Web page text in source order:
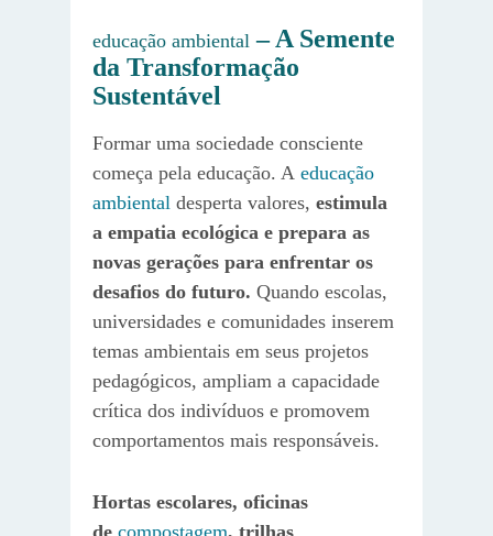
educação ambiental – A Semente
da Transformação
Sustentável
Formar uma sociedade consciente
começa pela educação. A educação
ambiental desperta valores, estimula
a empatia ecológica e prepara as
novas gerações para enfrentar os
desafios do futuro. Quando escolas,
universidades e comunidades inserem
temas ambientais em seus projetos
pedagógicos, ampliam a capacidade
crítica dos indivíduos e promovem
comportamentos mais responsáveis.
Hortas escolares, oficinas